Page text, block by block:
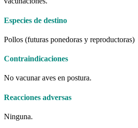
Especies de destino
Pollos (futuras ponedoras y reproductoras)
Contraindicaciones
No vacunar aves en postura.
Reacciones adversas
Ninguna.